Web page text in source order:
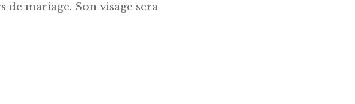
mariage. Son visage sera